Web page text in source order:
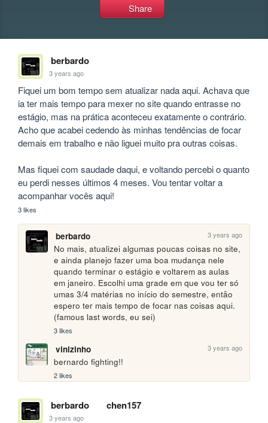
Share
berbardo
3 years ago
Fiquei um bom tempo sem atualizar nada aqui. Achava que
ia ter mais tempo para mexer no site quando entrasse no
estágio, mas na prática aconteceu exatamente o contrário.
Acho que acabei cedendo às minhas tendências de focar
demais em trabalho e não liguei muito pra outras coisas.
Mas fiquei com saudade daqui, e voltando percebi o quanto
eu perdi nesses últimos 4 meses. Vou tentar voltar a
acompanhar vocês aqui!
3 likes
berbardo 3 years ago
No mais, atualizei algumas poucas coisas no site,
e ainda planejo fazer uma boa mudança nele
quando terminar o estágio e voltarem as aulas
em janeiro. Escolhi uma grade em que vou ter só
umas 3/4 matérias no início do semestre, então
espero ter mais tempo de focar nas coisas aqui.
(famous last words, eu sei)
3 likes
vinizinho 3 years ago
bernardo fighting!!
2 likes
berbardo chen157
3 years ago